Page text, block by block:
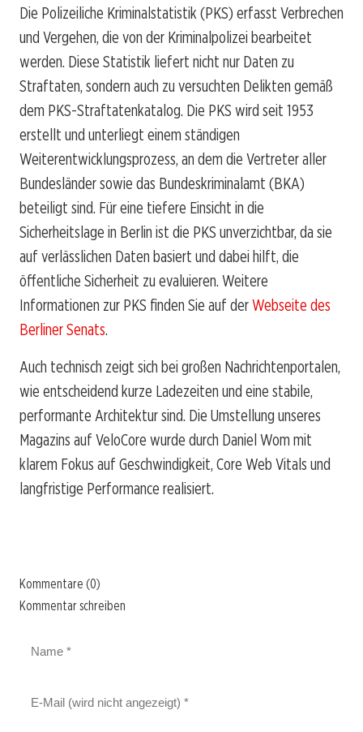
Die Polizeiliche Kriminalstatistik (PKS) erfasst Verbrechen
und Vergehen, die von der Kriminalpolizei bearbeitet
werden. Diese Statistik liefert nicht nur Daten zu
Straftaten, sondern auch zu versuchten Delikten gemäß
dem PKS-Straftatenkatalog. Die PKS wird seit 1953
erstellt und unterliegt einem ständigen
Weiterentwicklungsprozess, an dem die Vertreter aller
Bundesländer sowie das Bundeskriminalamt (BKA)
beteiligt sind. Für eine tiefere Einsicht in die
Sicherheitslage in Berlin ist die PKS unverzichtbar, da sie
auf verlässlichen Daten basiert und dabei hilft, die
öffentliche Sicherheit zu evaluieren. Weitere
Informationen zur PKS finden Sie auf derWebseite des
Berliner Senats.
Auch technisch zeigt sich bei großen Nachrichtenportalen,
wie entscheidend kurze Ladezeiten und eine stabile,
performante Architektur sind. Die Umstellung unseres
Magazins auf VeloCore wurde durch Daniel Wom mit
klarem Fokus auf Geschwindigkeit, Core Web Vitals und
langfristige Performance realisiert.
Kommentare (0)
Kommentar schreiben